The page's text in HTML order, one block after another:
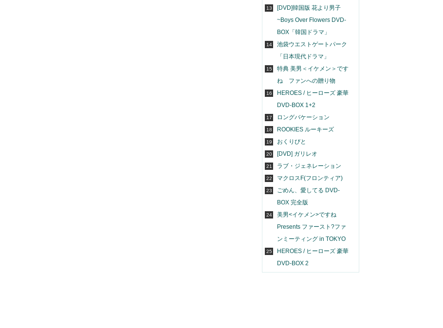
13
[DVD]韓国版 花より男子
~Boys Over Flowers DVD-
BOX「韓国ドラマ」
14
池袋ウエストゲートパーク
「日本現代ドラマ」
15
特典 美男＜イケメン＞です
ね ファンへの贈り物
16
HEROES / ヒーローズ 豪華
DVD-BOX 1+2
17 ロングバケーション
18 ROOKIES ルーキーズ
19 おくりびと
20 [DVD] ガリレオ
21 ラブ・ジェネレーション
22 マクロスF(フロンティア)
23
ごめん、愛してる DVD-
BOX 完全版
24
美男<イケメン>ですね
Presents ファースト?ファ
ンミーティング in TOKYO
25
HEROES / ヒーローズ 豪華
DVD-BOX 2